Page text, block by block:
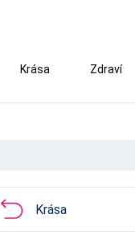
Krása Zdraví
Krása